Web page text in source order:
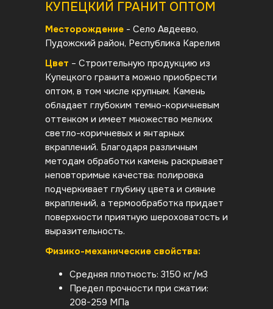
КУПЕЦКИЙ ГРАНИТ ОПТОМ
Цвет – Строительную продукцию из
Купецкого гранита можно приобрести
оптом, в том числе крупным. Камень
обладает глубоким темно-коричневым
оттенком и имеет множество мелких
светло-коричневых и янтарных
вкраплений. Благодаря различным
методам обработки камень раскрывает
неповторимые качества: полировка
подчеркивает глубину цвета и сияние
вкраплений, а термообработка придает
поверхности приятную шероховатость и
выразительность.
Физико-механические свойства:
Средняя плотность: 3150 кг/м3
Предел прочности при сжатии:
208-259 МПа
Месторождение - Село Авдеево,
Пудожский район, Республика Карелия